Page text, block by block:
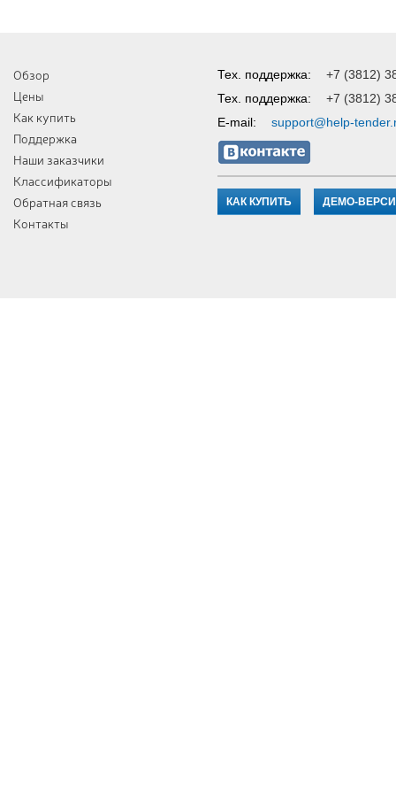
Обзор
Цены
Как купить
Поддержка
Наши заказчики
Классификаторы
Обратная связь
Контакты
Тех. поддержка:
+7 (3812)
Тех. поддержка:
+7 (3812)
E-mail:
support@help-
КАК КУПИТЬ ДЕМО-